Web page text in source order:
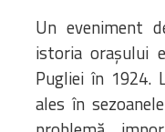
Un eveniment
istoria orașului
Pugliei în 1924.
ales în